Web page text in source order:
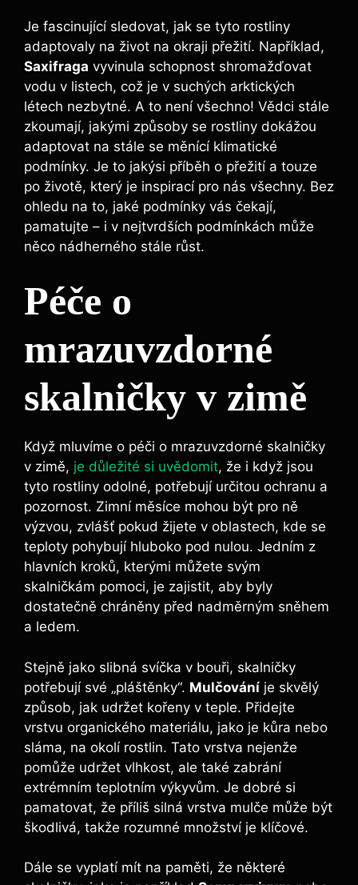
Je fascinující sledovat, jak se tyto rostliny
adaptovaly na život na okraji přežití. Například,
Saxifraga vyvinula schopnost shromažďovat
vodu v listech, což je v suchých arktických
létech nezbytné. A to není všechno! Vědci stále
zkoumají, jakými způsoby se rostliny dokážou
adaptovat na stále se měnící klimatické
podmínky. Je to jakýsi příběh o přežití a touze
po životě, který je inspirací pro nás všechny. Bez
ohledu na to, jaké podmínky vás čekají,
pamatujte – i v nejtvrdších podmínkách může
něco nádherného stále růst.
Péče o
mrazuvzdorné
skalničky v zimě
Když mluvíme o péči o mrazuvzdorné skalničky
v zimě, je důležité si uvědomit, že i když jsou
tyto rostliny odolné, potřebují určitou ochranu a
pozornost. Zimní měsíce mohou být pro ně
výzvou, zvlášť pokud žijete v oblastech, kde se
teploty pohybují hluboko pod nulou. Jedním z
hlavních kroků, kterými můžete svým
skalničkám pomoci, je zajistit, aby byly
dostatečně chráněny před nadměrným sněhem
a ledem.
Stejně jako slibná svíčka v bouři, skalničky
potřebují své „pláštěnky“. Mulčování je skvělý
způsob, jak udržet kořeny v teple. Přidejte
vrstvu organického materiálu, jako je kůra nebo
sláma, na okolí rostlin. Tato vrstva nejenže
pomůže udržet vlhkost, ale také zabrání
extrémním teplotním výkyvům. Je dobré si
pamatovat, že příliš silná vrstva mulče může být
škodlivá, takže rozumné množství je klíčové.
Dále se vyplatí mít na paměti, že některé